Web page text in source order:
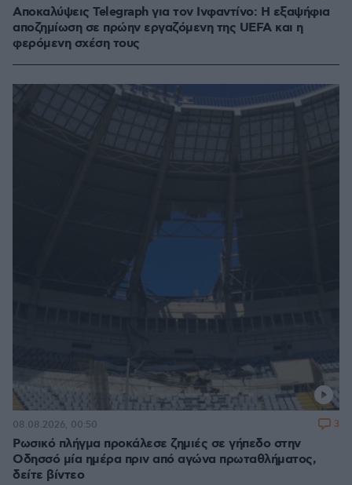
Αποκαλύψεις Telegraph για τον Ινφαντίνο: Η εξαψήφια
αποζημίωση σε πρώην εργαζόμενη της UEFA και η
φερόμενη σχέση τους
Ρωσικό πλήγμα προκάλεσε ζημιές σε γήπεδο στην
Οδησσό μία ημέρα πριν από αγώνα πρωταθλήματος,
δείτε βίντεο
08.08.2026, 00:50 3